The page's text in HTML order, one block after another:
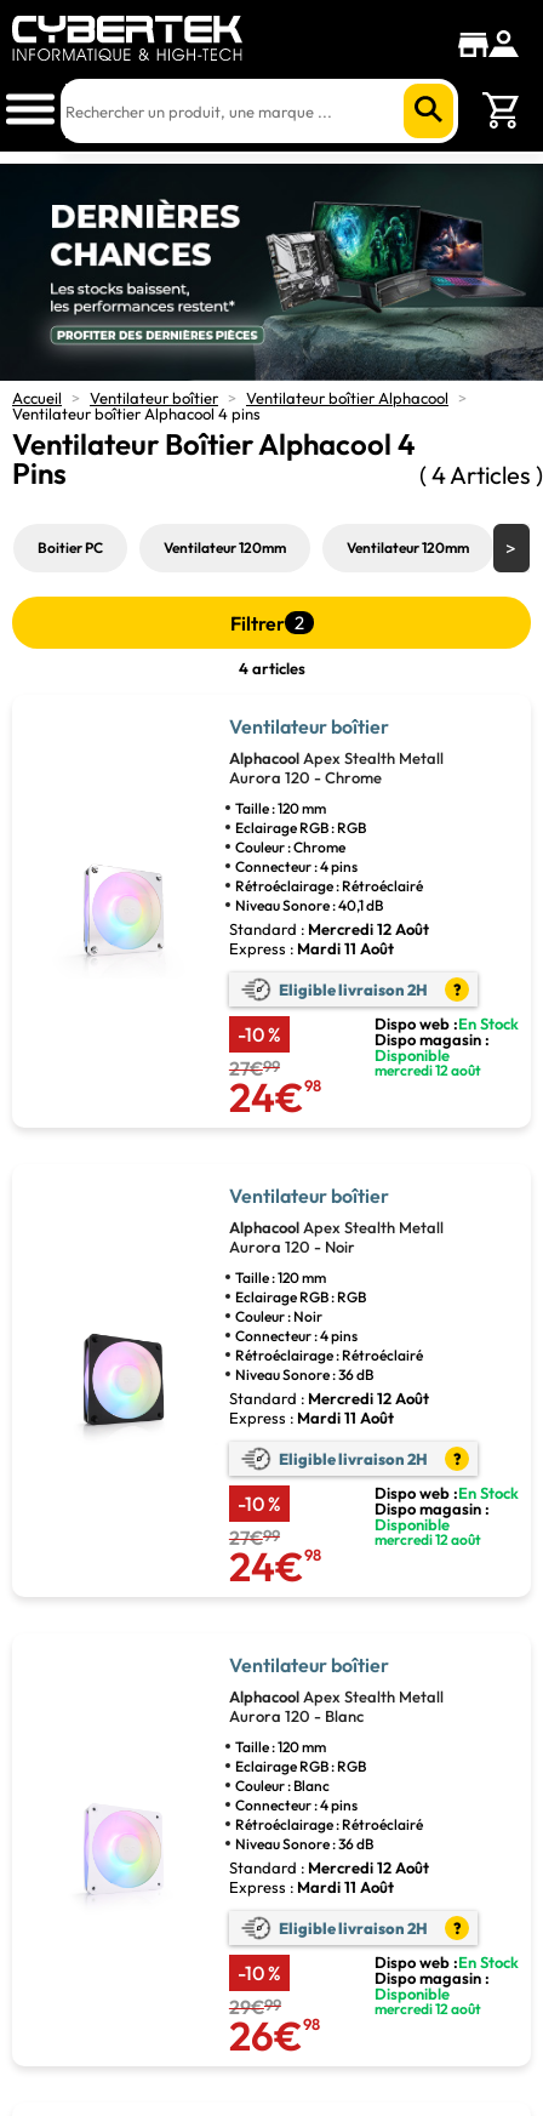
Accueil > Ventilateur boîtier > Ventilateur boîtier Alphacool
>
Ventilateur boîtier Alphacool 4 pins
Ventilateur Boîtier Alphacool 4
Pins
( 4 Articles )
Boitier PC Ventilateur 120mm Ventilateur 120mm
Filtrer 2
4 articles
Ventilateur boîtier
Alphacool Apex Stealth Metall
Aurora 120 - Chrome
Taille : 120 mm
Eclairage RGB : RGB
Couleur : Chrome
Connecteur : 4 pins
Rétroéclairage : Rétroéclairé
Niveau Sonore : 40,1 dB
Standard : Mercredi 12 Août
Express : Mardi 11 Août
Eligible livraison 2H ?
-10 %
27€99
24€98
Dispo web :En Stock
Dispo magasin :
Disponible
mercredi 12 août
Ventilateur boîtier
Alphacool Apex Stealth Metall
Aurora 120 - Noir
Taille : 120 mm
Eclairage RGB : RGB
Couleur : Noir
Connecteur : 4 pins
Rétroéclairage : Rétroéclairé
Niveau Sonore : 36 dB
Standard : Mercredi 12 Août
Express : Mardi 11 Août
Eligible livraison 2H ?
-10 %
27€99
24€98
Dispo web :En Stock
Dispo magasin :
Disponible
mercredi 12 août
Ventilateur boîtier
Alphacool Apex Stealth Metall
Aurora 120 - Blanc
Taille : 120 mm
Eclairage RGB : RGB
Couleur : Blanc
Connecteur : 4 pins
Rétroéclairage : Rétroéclairé
Niveau Sonore : 36 dB
Standard : Mercredi 12 Août
Express : Mardi 11 Août
Eligible livraison 2H ?
-10 %
29€99
26€98
Dispo web :En Stock
Dispo magasin :
Disponible
mercredi 12 août